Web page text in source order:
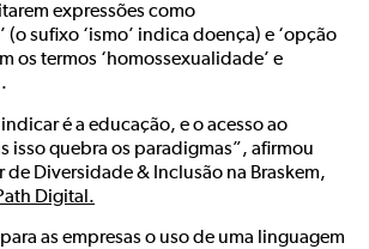
expressões como
(o sufixo ‘ismo’ indica doença) e ‘opção
os termos ‘homossexualidade’ e
é a educação, e o acesso ao
isso quebra os paradigmas”, afirmou
Diversidade & Inclusão na Braskem,
Digital.
as empresas o uso de uma linguagem